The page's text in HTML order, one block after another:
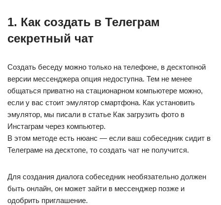
1. Как создать в Телеграм
секретный чат
Создать беседу можно только на телефоне, в десктопной
версии мессенджера опция недоступна. Тем не менее
общаться приватно на стационарном компьютере можно,
если у вас стоит эмулятор смартфона. Как установить
эмулятор, мы писали в статье Как загрузить фото в
Инстаграм через компьютер.
В этом методе есть нюанс — если ваш собеседник сидит в
Телеграме на десктопе, то создать чат не получится.
Для создания диалога собеседник необязательно должен
быть онлайн, он может зайти в мессенджер позже и
одобрить приглашение.